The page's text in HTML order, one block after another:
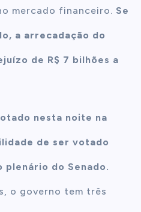
mercado financeiro. Se
a arrecadação do
de R$ 7 bilhões a
nesta noite na
de ser votado
plenário do Senado.
o governo tem três